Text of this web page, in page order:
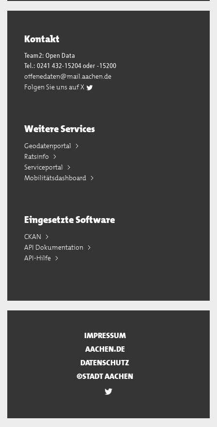
Kontakt
Team2: Open Data
Tel.: 0241 432-15204 oder -15200
offenedaten@mail.aachen.de
Folgen Sie uns auf X
Weitere Services
Geodatenportal
Ratsinfo
Serviceportal
Mobilitätsdashboard
Eingesetzte Software
CKAN
API Dokumentation
API-Hilfe
IMPRESSUM
AACHEN.DE
DATENSCHUTZ
©STADT AACHEN